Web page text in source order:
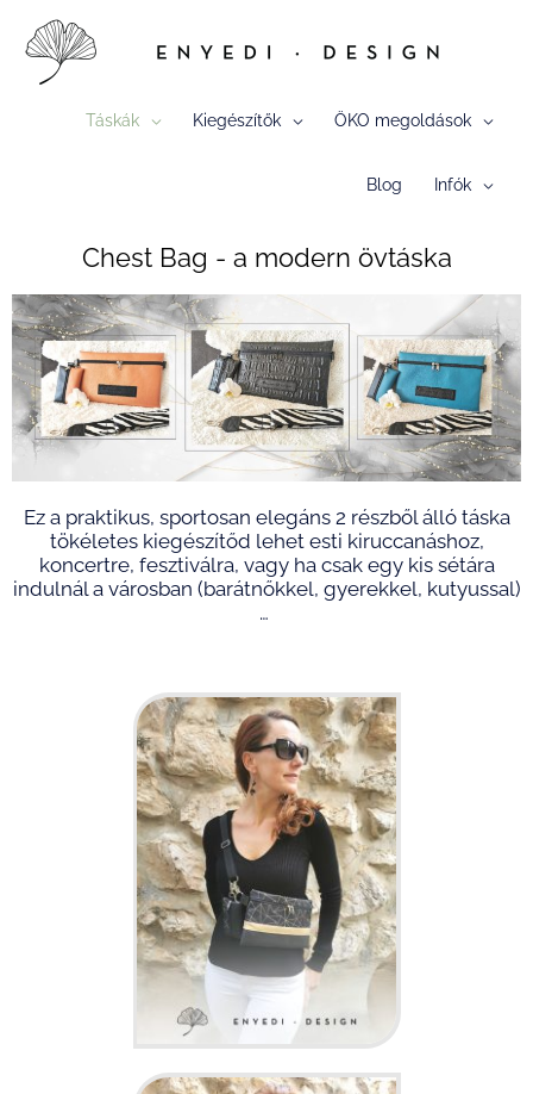
Táskák Kiegészítők ÖKO megoldások
Blog Infók
Chest Bag - a modern övtáska
Ez a praktikus, sportosan elegáns 2 részből álló táska
tökéletes kiegészítőd lehet esti kiruccanáshoz,
koncertre, fesztiválra, vagy ha csak egy kis sétára
indulnál a városban (barátnőkkel, gyerekkel, kutyussal)
…